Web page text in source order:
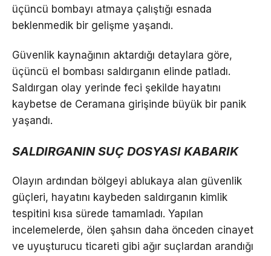
üçüncü bombayı atmaya çalıştığı esnada
beklenmedik bir gelişme yaşandı.
Güvenlik kaynağının aktardığı detaylara göre,
üçüncü el bombası saldırganın elinde patladı.
Saldırgan olay yerinde feci şekilde hayatını
kaybetse de Ceramana girişinde büyük bir panik
yaşandı.
SALDIRGANIN SUÇ DOSYASI KABARIK
Olayın ardından bölgeyi ablukaya alan güvenlik
güçleri, hayatını kaybeden saldırganın kimlik
tespitini kısa sürede tamamladı. Yapılan
incelemelerde, ölen şahsın daha önceden cinayet
ve uyuşturucu ticareti gibi ağır suçlardan arandığı